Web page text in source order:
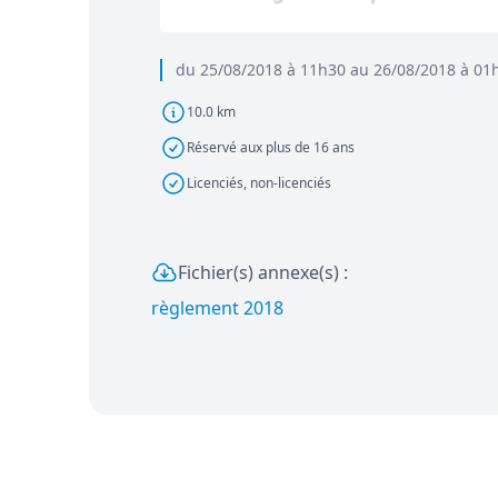
du 25/08/2018 à 11h30 au 26/08/2018 à
10.0 km
Réservé aux plus de 16 ans
Licenciés, non-licenciés
Fichier(s) annexe(s) :
règlement 2018